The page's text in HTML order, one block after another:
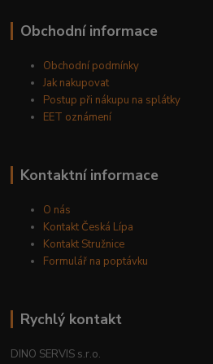
Obchodní informace
Obchodní podmínky
Jak nakupovat
Postup při nákupu na splátky
EET oznámení
Kontaktní informace
O nás
Kontakt Česká Lípa
Kontakt Stružnice
Formulář na poptávku
Rychlý kontakt
DINO SERVIS s.r.o.